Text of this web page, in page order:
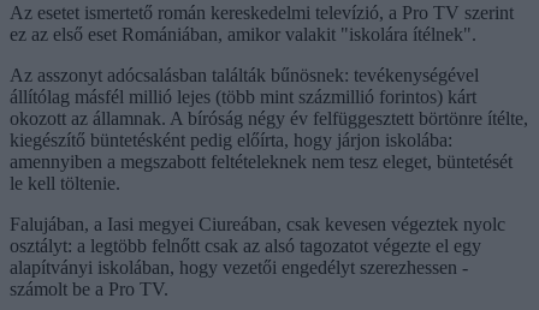
Az esetet ismertető román kereskedelmi televízió, a Pro TV szerint
ez az első eset Romániában, amikor valakit "iskolára ítélnek".
Az asszonyt adócsalásban találták bűnösnek: tevékenységével
állítólag másfél millió lejes (több mint százmillió forintos) kárt
okozott az államnak. A bíróság négy év felfüggesztett börtönre ítélte,
kiegészítő büntetésként pedig előírta, hogy járjon iskolába:
amennyiben a megszabott feltételeknek nem tesz eleget, büntetését
le kell töltenie.
Falujában, a Iasi megyei Ciureában, csak kevesen végeztek nyolc
osztályt: a legtöbb felnőtt csak az alsó tagozatot végezte el egy
alapítványi iskolában, hogy vezetői engedélyt szerezhessen -
számolt be a Pro TV.